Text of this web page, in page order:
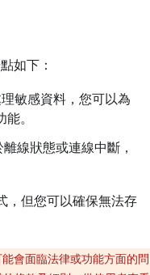
如下：
敏感資料，您可以為
。
線狀態或連線中斷，
，但您可以確保無法存
會面臨法律或功能方面的問